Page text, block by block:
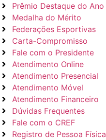
Prêmio Destaque do Ano
Medalha do Mérito
Federações Esportivas
Carta-Compromisso
Fale com o Presidente
Atendimento Online
Atendimento Presencial
Atendimento Móvel
Atendimento Financeiro
Dúvidas Frequentes
Fale com o CREF
Registro de Pessoa Física